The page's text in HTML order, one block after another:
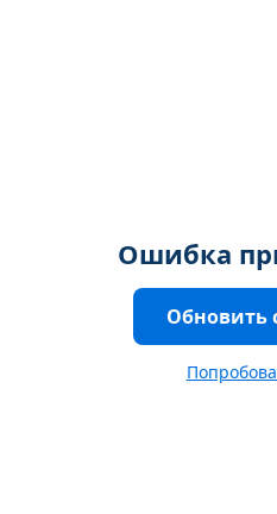
Ошибка
Обновить